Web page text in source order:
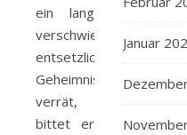
ein lang
verschwiegenes,
entsetzliches
Geheimnis
verrät,
bittet er
Januar